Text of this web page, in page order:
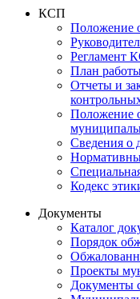
КСП
Положение
Регламент
План
Отчеты и
Положение
Сведения о
Кодекс
Документы
Каталог
Порядок
Проекты
Документы